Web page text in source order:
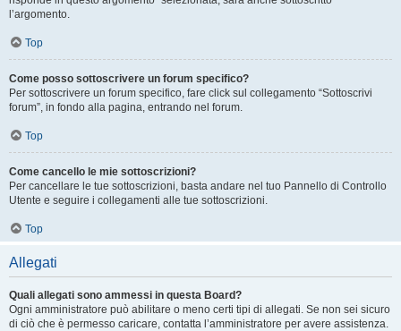
l’argomento.
Top
Come posso sottoscrivere un forum specifico?
Per sottoscrivere un forum specifico, fare click sul collegamento “Sottoscrivi
forum”, in fondo alla pagina, entrando nel forum.
Top
Come cancello le mie sottoscrizioni?
Per cancellare le tue sottoscrizioni, basta andare nel tuo Pannello di Controllo
Utente e seguire i collegamenti alle tue sottoscrizioni.
Top
Allegati
Quali allegati sono ammessi in questa Board?
Ogni amministratore può abilitare o meno certi tipi di allegati. Se non sei sicuro
di ciò che è permesso caricare, contatta l’amministratore per avere assistenza.